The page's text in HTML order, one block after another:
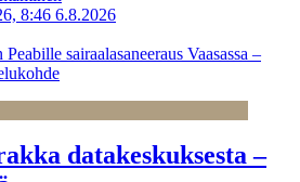
8:46 6.8.2026
sairaalasaneeraus Vaasassa –
datakeskuksesta –